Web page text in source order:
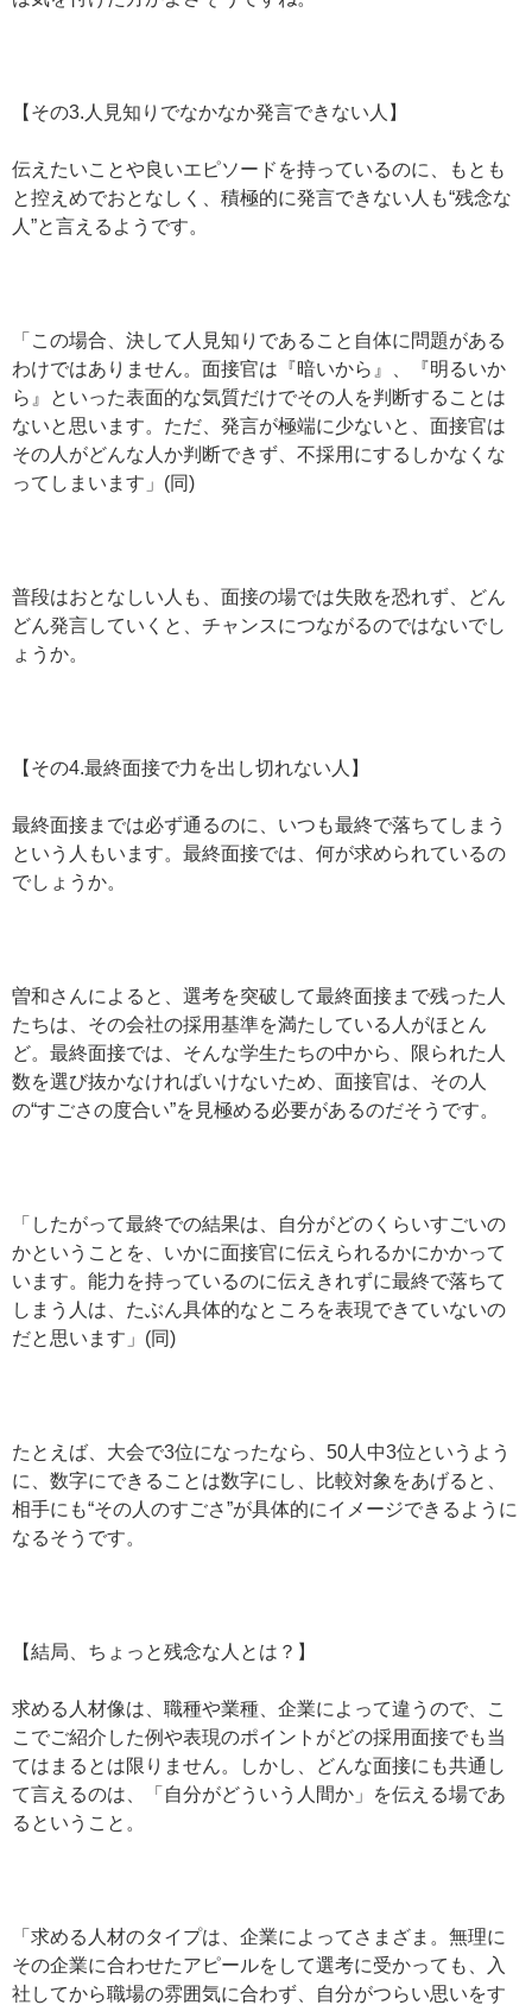
【その3.人見知りでなかなか発言できない人】
伝えたいことや良いエピソードを持っているのに、もとも
と控えめでおとなしく、積極的に発言できない人も“残念な
人”と言えるようです。
「この場合、決して人見知りであること自体に問題がある
わけではありません。面接官は『暗いから』、『明るいか
ら』といった表面的な気質だけでその人を判断することは
ないと思います。ただ、発言が極端に少ないと、面接官は
その人がどんな人か判断できず、不採用にするしかなくな
ってしまいます」(同)
普段はおとなしい人も、面接の場では失敗を恐れず、どん
どん発言していくと、チャンスにつながるのではないでし
ょうか。
【その4.最終面接で力を出し切れない人】
最終面接までは必ず通るのに、いつも最終で落ちてしまう
という人もいます。最終面接では、何が求められているの
でしょうか。
曽和さんによると、選考を突破して最終面接まで残った人
たちは、その会社の採用基準を満たしている人がほとん
ど。最終面接では、そんな学生たちの中から、限られた人
数を選び抜かなければいけないため、面接官は、その人
の“すごさの度合い”を見極める必要があるのだそうです。
「したがって最終での結果は、自分がどのくらいすごいの
かということを、いかに面接官に伝えられるかにかかって
います。能力を持っているのに伝えきれずに最終で落ちて
しまう人は、たぶん具体的なところを表現できていないの
だと思います」(同)
たとえば、大会で3位になったなら、50人中3位というよう
に、数字にできることは数字にし、比較対象をあげると、
相手にも“その人のすごさ”が具体的にイメージできるように
なるそうです。
【結局、ちょっと残念な人とは？】
求める人材像は、職種や業種、企業によって違うので、こ
こでご紹介した例や表現のポイントがどの採用面接でも当
てはまるとは限りません。しかし、どんな面接にも共通し
て言えるのは、「自分がどういう人間か」を伝える場であ
るということ。
「求める人材のタイプは、企業によってさまざま。無理に
その企業に合わせたアピールをして選考に受かっても、入
社してから職場の雰囲気に合わず、自分がつらい思いをす